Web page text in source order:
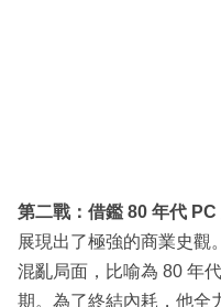
第二戰：借鑑 80 年代
展現出了極強的商業史觀
混亂局面，比喻為 80 年
期。為了終結內耗，他全